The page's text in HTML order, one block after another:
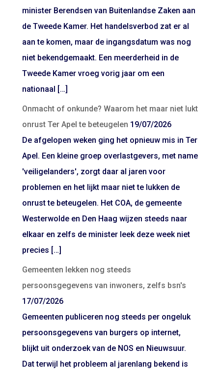
minister Berendsen van Buitenlandse Zaken aan
de Tweede Kamer. Het handelsverbod zat er al
aan te komen, maar de ingangsdatum was nog
niet bekendgemaakt. Een meerderheid in de
Tweede Kamer vroeg vorig jaar om een
nationaal […]
Onmacht of onkunde? Waarom het maar niet lukt
onrust Ter Apel te beteugelen 19/07/2026
De afgelopen weken ging het opnieuw mis in Ter
Apel. Een kleine groep overlastgevers, met name
'veiligelanders', zorgt daar al jaren voor
problemen en het lijkt maar niet te lukken de
onrust te beteugelen. Het COA, de gemeente
Westerwolde en Den Haag wijzen steeds naar
elkaar en zelfs de minister leek deze week niet
precies […]
Gemeenten lekken nog steeds
persoonsgegevens van inwoners, zelfs bsn's
17/07/2026
Gemeenten publiceren nog steeds per ongeluk
persoonsgegevens van burgers op internet,
blijkt uit onderzoek van de NOS en Nieuwsuur.
Dat terwijl het probleem al jarenlang bekend is